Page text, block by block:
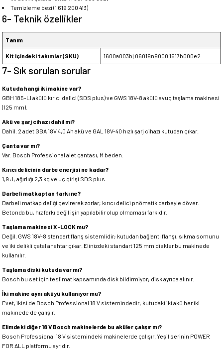
Temizleme bezi (1 619 200 413)
6- Teknik özellikler
Tanım
Kit içindeki takımlar (SKU) 1600a003bj 06019n9000 1617b000e2
7- Sık sorulan sorular
Kutuda hangi iki makine var?
GBH 185-LI akülü kırıcı delici (SDS plus) ve GWS 18V-8 akülü avuç taşlama makinesi
(125 mm).
Akü ve şarj cihazı dahil mi?
Dahil. 2 adet GBA 18V 4,0 Ah akü ve GAL 18V-40 hızlı şarj cihazı kutudan çıkar.
Çanta var mı?
Var. Bosch Professional alet çantası, M beden.
Kırıcı delicinin darbe enerjisi ne kadar?
1,9 J; ağırlığı 2,3 kg ve uç girişi SDS plus.
Darbeli matkaptan farkı ne?
Darbeli matkap deliği çevirerek zorlar; kırıcı delici pnömatik darbeyle döver.
Betonda bu, hız farkı değil işin yapılabilir olup olmaması farkıdır.
Taşlama makinesi X-LOCK mu?
Değil. GWS 18V-8 standart flanş sistemlidir; kutudan bağlantı flanşı, sıkma somunu
ve iki delikli çatal anahtar çıkar. Elinizdeki standart 125 mm diskler bu makinede
kullanılır.
Taşlama diski kutuda var mı?
Bosch bu set için teslimat kapsamında disk bildirmiyor; disk ayrıca alınır.
İki makine aynı aküyü kullanıyor mu?
Evet, ikisi de Bosch Professional 18 V sistemindedir; kutudaki iki akü her iki
makinede de çalışır.
Elimdeki diğer 18 V Bosch makinelerde bu aküler çalışır mı?
Bosch Professional 18 V sistemindeki makinelerde çalışır. Yeşil serinin POWER
FOR ALL platformu ayrıdır.